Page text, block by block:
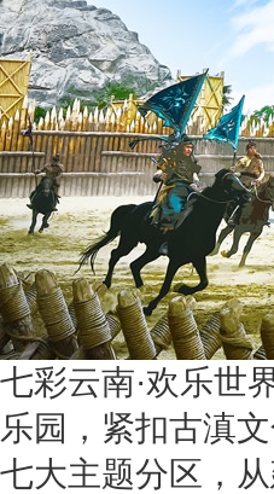
七彩云南·欢乐世
乐园，紧扣古滇
七大主题分区，